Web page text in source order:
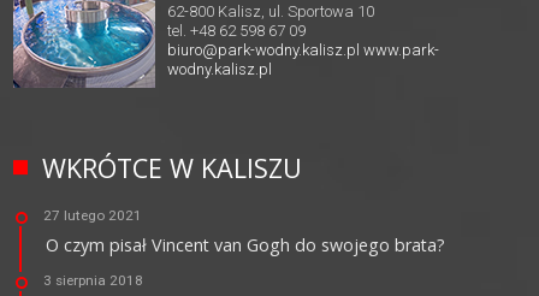
62-800 Kalisz, ul. Sportowa 10
tel. +48 62 598 67 09
biuro@park-wodny.kalisz.pl www.park-
wodny.kalisz.pl
WKRÓTCE W KALISZU
27 lutego 2021
O czym pisał Vincent van Gogh do swojego brata?
3 sierpnia 2018